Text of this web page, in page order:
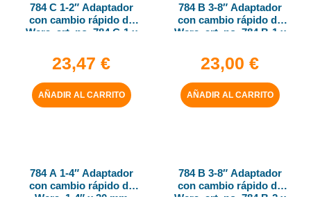
784 C 1-2″ Adaptador
con cambio rápido de
Wera, art. no. 784 C-1 x
23,47 €
AÑADIR AL CARRITO
784 B 3-8″ Adaptador
con cambio rápido de
Wera, art. no. 784 B-1 x
23,00 €
AÑADIR AL CARRITO
784 A 1-4″ Adaptador
con cambio rápido de
Wera, 1-4″ x 30 mm
784 B 3-8″ Adaptador
con cambio rápido de
Wera, art. no. 784 B-2 x